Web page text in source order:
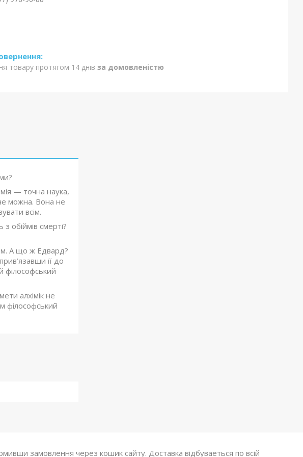
товару протягом 14 днів за домовленістю
— точна наука,
можна. Вона не
всім.
обіймів смерті?
А що ж Едвард?
її до
філософський
алхімік не
філософський
замовлення через кошик сайту. Доставка відбуваеться по всій